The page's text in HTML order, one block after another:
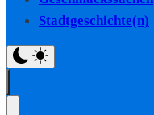
Stadtgeschichte(n)